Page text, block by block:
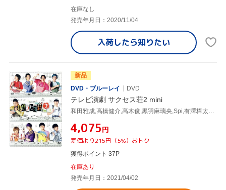
在庫なし
発売年月日：2020/11/04
入荷したら知りたい
新品
DVD・ブルーレイ
DVD
テレビ演劇 サクセス荘2 mini
¥4,075円
定価より215円（5%）おトク
獲得ポイント 37P
在庫あり
発売年月日：2021/04/02